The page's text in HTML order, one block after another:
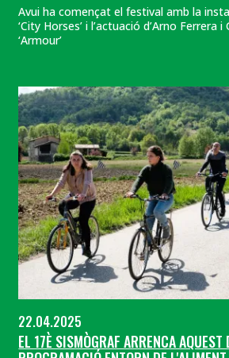
Avui ha començat el festival amb la
‘City Horses’ i l’actuació d’Arno Ferrera
‘Armour’
22.04.2025
EL 17È SISMÒGRAF ARRENCA